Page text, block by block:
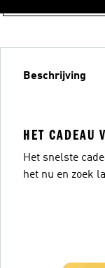
Beschrijving
HET CADEAU
Het snelste
het nu en zoek